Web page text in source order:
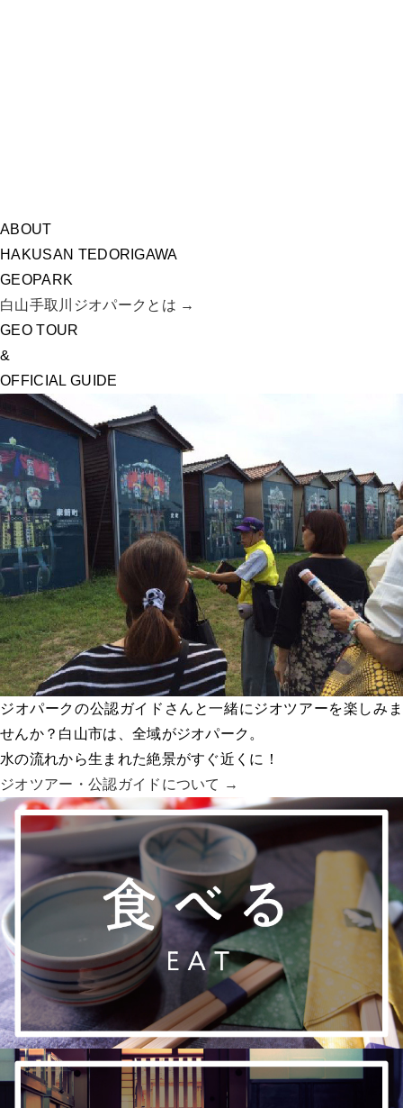
ABOUT
HAKUSAN TEDORIGAWA
GEOPARK
白山手取川ジオパークとは →
GEO TOUR
&
OFFICIAL GUIDE
ジオパークの公認ガイドさんと一緒にジオツアーを楽しみま
せんか？白山市は、全域がジオパーク。
水の流れから生まれた絶景がすぐ近くに！
ジオツアー・ 公認ガイドについて →